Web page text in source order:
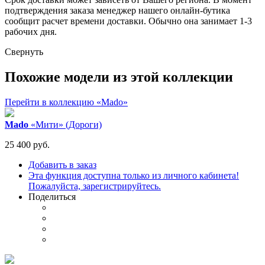
подтверждения заказа менеджер нашего онлайн-бутика
сообщит расчет времени доставки. Обычно она занимает 1-3
рабочих дня.
Свернуть
Похожие модели из этой коллекции
Перейти в коллекцию «Mado»
Mado «Мити» (Дороги)
25 400 руб.
Добавить в заказ
Эта функция доступна только из личного кабинета!
Пожалуйста, зарегистрируйтесь.
Поделиться